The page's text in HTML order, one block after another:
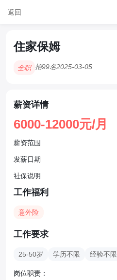
返回
住家保姆
全职 招99名2025-03-05
薪资详情
6000-12000元/月
薪资范围
发薪日期
社保说明
工作福利
意外险
工作要求
25-50岁 学历不限 经验不限
岗位职责：